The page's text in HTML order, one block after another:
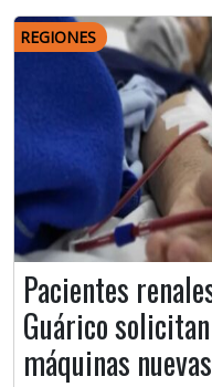
REGIONES
Pacientes
Guárico solicitan
máquinas nuevas